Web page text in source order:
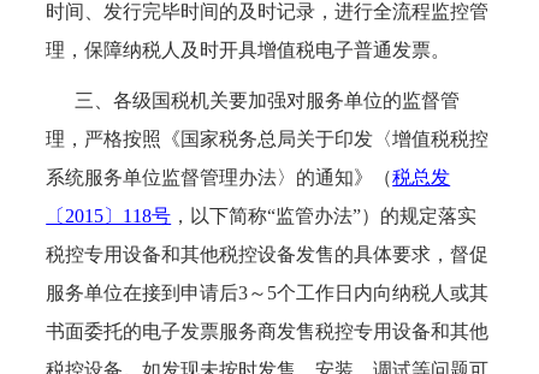
时间、发行完毕时间的及时记录，进行全流程监控管
理，保障纳税人及时开具增值税电子普通发票。
三、各级国税机关要加强对服务单位的监督管
理，严格按照《国家税务总局关于印发〈增值税税控
系统服务单位监督管理办法〉的通知》（税总发
〔2015〕118号 ，以下简称“监管办法”）的规定落实
税控专用设备和其他税控设备发售的具体要求，督促
服务单位在接到申请后3～5个工作日内向纳税人或其
书面委托的电子发票服务商发售税控专用设备和其他